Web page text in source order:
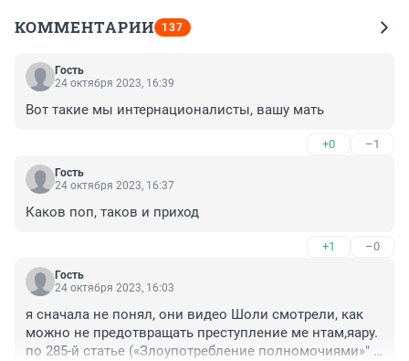
КОММЕНТАРИИ 137
Гость
24 октября 2023, 16:39
Вот такие мы интернационалисты, вашу мать
+0 –1
Гость
24 октября 2023, 16:37
Каков поп, таков и приход
+1 –0
Гость
24 октября 2023, 16:03
я сначала не понял, они видео Шоли смотрели, как
можно не предотвращать преступление ме нтам,яару.
по 285-й статье («Злоупотребление полномочиями»"